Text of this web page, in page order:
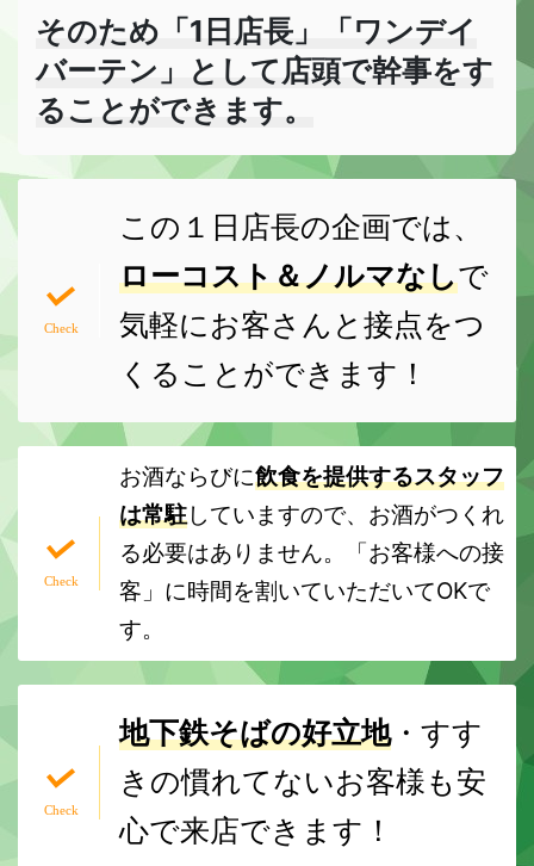
そのため「1日店長」「ワンデイ
バーテン」として店頭で幹事をす
ることができます。
この１日店長の企画では、
ローコスト＆ノルマなしで
気軽にお客さんと接点をつ
くることができます！
お酒ならびに飲食を提供するスタッフ
は常駐していますので、お酒がつくれ
る必要はありません。「お客様への接
客」に時間を割いていただいてOKで
す。
地下鉄そばの好立地・すす
きの慣れてないお客様も安
心で来店できます！